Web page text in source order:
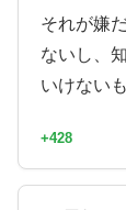
それが嫌
ないし、
いけない
+428